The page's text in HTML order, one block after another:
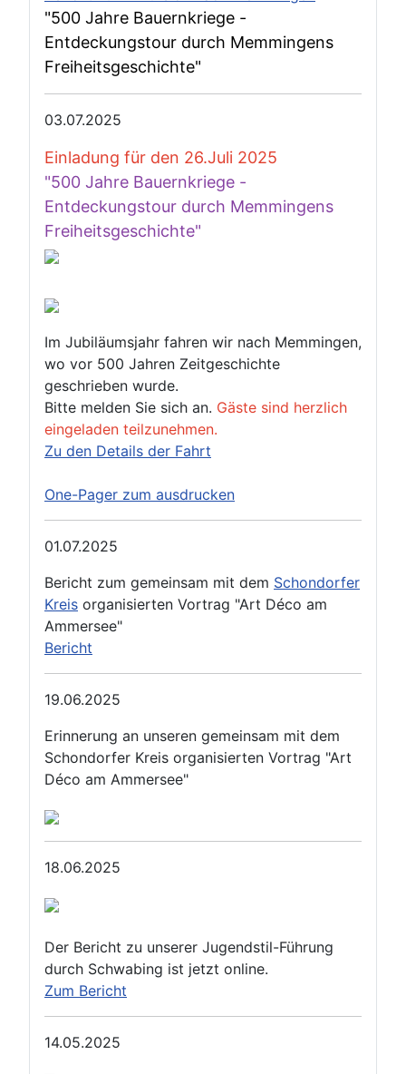
"500 Jahre Bauernkriege -
Entdeckungstour durch Memmingens
Freiheitsgeschichte"
03.07.2025
Einladung für den 26.Juli 2025
"500 Jahre Bauernkriege -
Entdeckungstour durch Memmingens
Freiheitsgeschichte"
Im Jubiläumsjahr fahren wir nach Memmingen,
wo vor 500 Jahren Zeitgeschichte
geschrieben wurde.
Bitte melden Sie sich an. Gäste sind herzlich
eingeladen teilzunehmen.
Zu den Details der Fahrt
One-Pager zum ausdrucken
01.07.2025
Bericht zum gemeinsam mit dem Schondorfer
Kreis organisierten Vortrag "Art Déco am
Ammersee"
Bericht
19.06.2025
Erinnerung an unseren gemeinsam mit dem
Schondorfer Kreis organisierten Vortrag "Art
Déco am Ammersee"
18.06.2025
Der Bericht zu unserer Jugendstil-Führung
durch Schwabing ist jetzt online.
Zum Bericht
14.05.2025